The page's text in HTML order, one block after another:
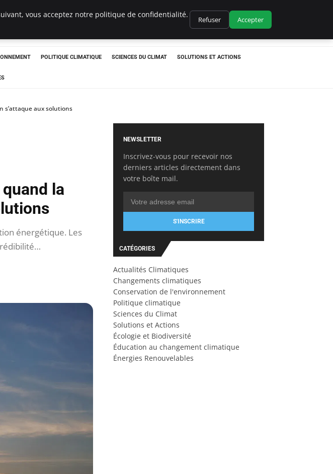
POLITIQUE CLIMATIQUE SCIENCES DU CLIMAT SOLUTIONS ET ACTIONS
s’attaque aux solutions
la
énergétique. Les
NEWSLETTER
Inscrivez-vous pour recevoir nos
derniers articles directement dans
votre boîte mail.
S'INSCRIRE
CATÉGORIES
Actualités Climatiques
Changements climatiques
Conservation de l'environnement
Politique climatique
Sciences du Climat
Solutions et Actions
Écologie et Biodiversité
Éducation au changement climatique
Énergies Renouvelables
vous acceptez notre politique de confidentialité.
Refuser Accepter